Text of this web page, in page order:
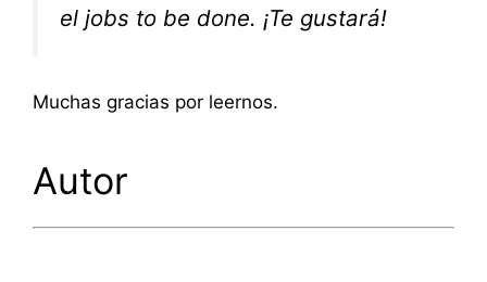
el jobs to be done. ¡Te gustará!
Muchas gracias por leernos.
Autor